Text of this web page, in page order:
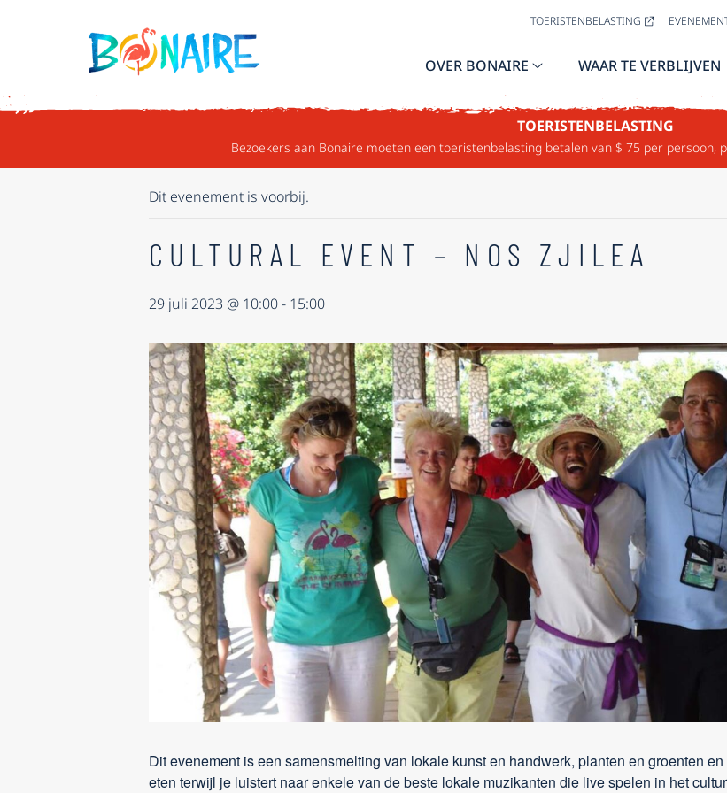
TOERISTENBELASTING
OVER BONAIRE WAAR TE VERBLIJVEN
TOERISTENBELASTING
Bezoekers aan Bonaire moeten een toeristenbelasting betalen van $ 75 per persoon,
« ALLE EVENEMENTEN
Dit evenement is voorbij.
CULTURAL EVENT – NOS ZJILEA
29 juli 2023 @ 10:00- 15:00
Dit evenement is een samensmelting van lokale kunst en handwerk, planten en groenten
eten terwijl je luistert naar enkele van de beste lokale muzikanten die live spelen in het